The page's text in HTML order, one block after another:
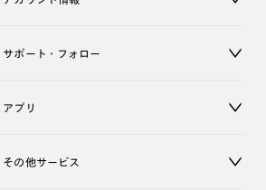
サポート・フォロー
アプリ
その他サービス